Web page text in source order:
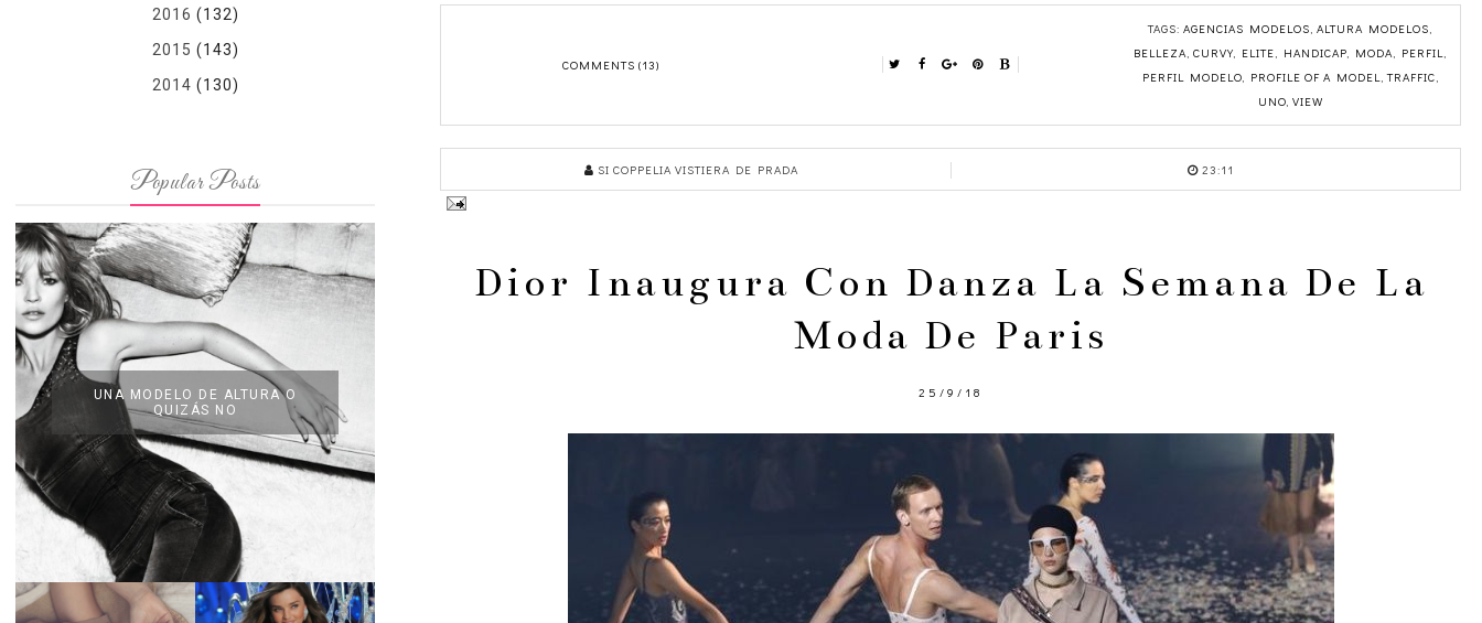
COMMENTS (13)
TAGS: AGENCIAS MODELOS ALTURA MODELOS
BELLEZA CURVY ELITE HANDICAP MODA PERFIL
PERFIL MODELO, PROFILE OF A MODEL ,TRAFFIC
UNO, VIEW
SI COPPELIA VISTIERA DE PRADA 23:11
Dior Inaugura Con Danza La Semana De La
Moda De Paris
25/9/18
2016 (132)
2015 (143)
2014 (130)
Popular Posts
UNA MODELO DE ALTURA O
QUIZÁS NO